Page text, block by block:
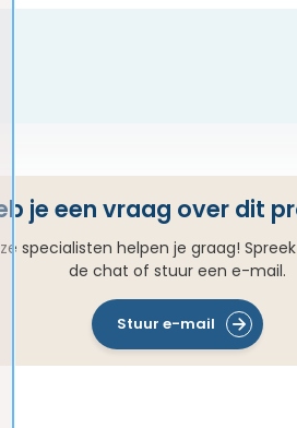
je een vraag over dit
specialisten helpen je graag!
de chat of stuur een e-mail.
Stuur e-mail